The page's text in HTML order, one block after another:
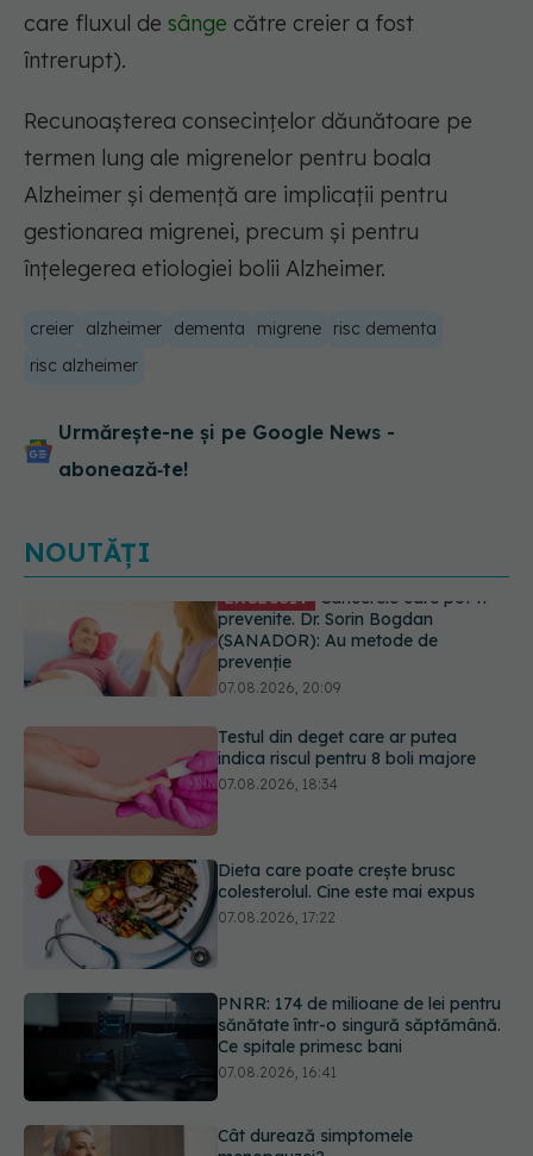
care fluxul de sânge către creier a fost
întrerupt).
Recunoașterea consecințelor dăunătoare pe
termen lung ale migrenelor pentru boala
Alzheimer și demență are implicații pentru
gestionarea migrenei, precum și pentru
înțelegerea etiologiei bolii Alzheimer.
creier alzheimer dementa migrene
risc dementa
risc alzheimer
Urmărește-ne și pe Google News -
abonează‑te!
NOUTĂȚI
Testul din deget care ar putea
indica riscul pentru 8 boli majore
07.08.2026, 18:34
Dieta care poate crește brusc
colesterolul. Cine este mai expus
PNRR: 174 de milioane de lei pentru
sănătate într-o singură săptămână.
Cât durează simptomele
menopauzei?
07.08.2026, 15:14